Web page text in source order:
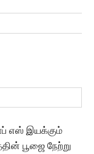
எஸ் இயக்கும்
பூஜை நேற்று